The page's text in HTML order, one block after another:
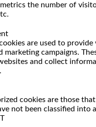
the number of
are used to
marketing campaigns.
and collect
cookies are those
not been classified into